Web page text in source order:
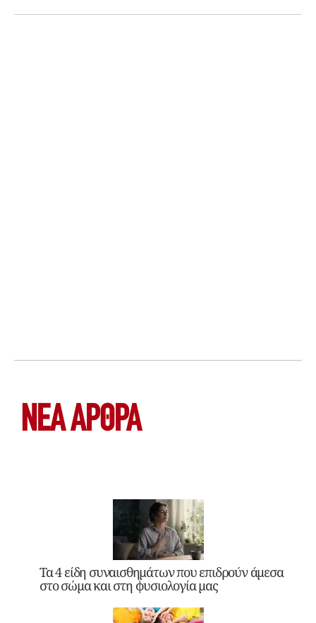
ΝΕΑ ΆΡΘΡΑ
Τα 4 είδη συναισθημάτων που επιδρούν άμεσα
στο σώμα και στη φυσιολογία μας